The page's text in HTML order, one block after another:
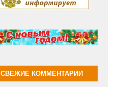
СВЕЖИЕ КОММЕНТАРИИ